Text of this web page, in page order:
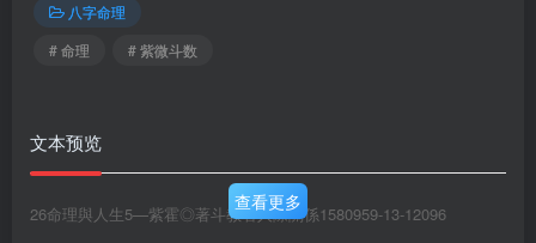
八字命理
# 命理
# 紫微斗数
文本预览
26命理與人生5—紫霍◎著斗教看人際關係1580959-13-12096
查看更多